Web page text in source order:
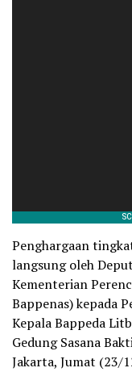
Penghargaan
langsung oleh
Kementerian
Bappenas) kepada
Kepala Bappeda
Gedung Sasana
Jakarta, Jumat (23/